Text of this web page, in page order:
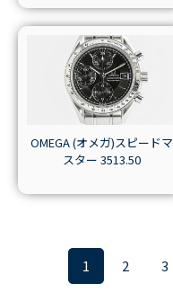
OMEGA (オメガ)スピードマ
スター 3513.50
1 2 3